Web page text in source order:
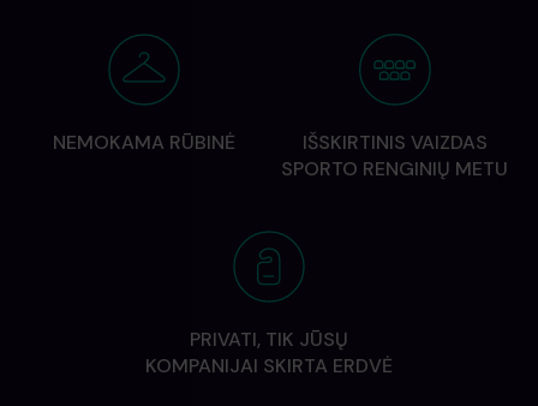
NEMOKAMA RŪBINĖ
IŠSKIRTINIS VAIZDAS
SPORTO RENGINIŲ METU
PRIVATI, TIK JŪSŲ
KOMPANIJAI SKIRTA ERDVĖ